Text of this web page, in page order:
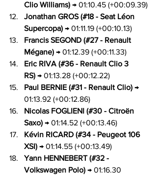
Clio Williams) → 01:10.45 (+00:09.39)
Jonathan GROS (#18 - Seat Léon
Supercopa) → 01:11.19 (+00:10.13)
Francis SEGOND (#27 - Renault
Mégane) → 01:12.39 (+00:11.33)
Eric RIVA (#36 - Renault Clio 3
RS) → 01:13.28 (+00:12.22)
Paul BERNIE (#31 - Renault Clio) →
01:13.92 (+00:12.86)
Nicolas FOGLIENI (#30 - Citroën
Saxo) → 01:14.52 (+00:13.46)
Kévin RICARD (#34 - Peugeot 106
XSI) → 01:14.55 (+00:13.49)
Yann HENNEBERT (#32 -
Volkswagen Polo) → 01:16.30